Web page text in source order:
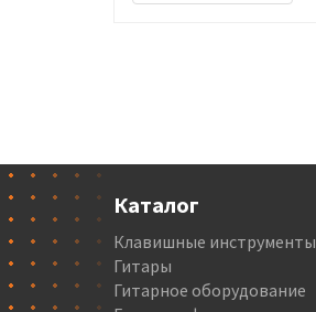
Каталог
Клавишные инструменты
Гитары
Гитарное оборудование